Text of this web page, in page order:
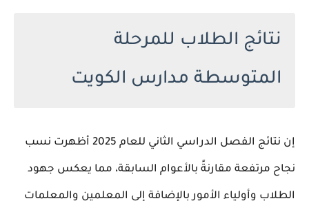
نتائج الطلاب للمرحلة
المتوسطة مدارس الكويت
إن نتائج الفصل الدراسي الثاني للعام 2025 أظهرت نسب
نجاح مرتفعة مقارنةً بالأعوام السابقة، مما يعكس جهود
الطلاب وأولياء الأمور بالإضافة إلى المعلمين والمعلمات